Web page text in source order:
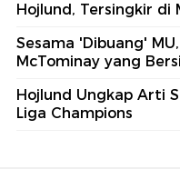
Hojlund, Tersingkir di
Sesama 'Dibuang'
McTominay yang
Hojlund Ungkap Arti
Liga Champions